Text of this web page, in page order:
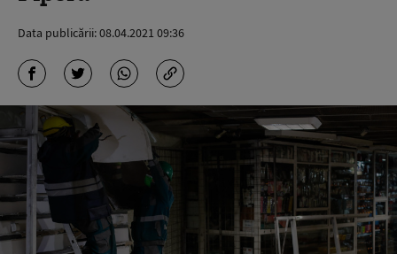
Data publicării:08.04.2021 09:36